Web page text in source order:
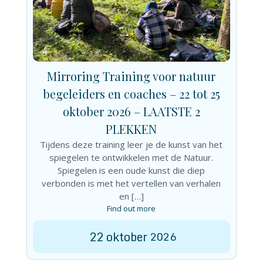
Mirroring Training voor natuur
begeleiders en coaches – 22 tot 25
oktober 2026 – LAATSTE 2
PLEKKEN
Tijdens deze training leer je de kunst van het
spiegelen te ontwikkelen met de Natuur.
Spiegelen is een oude kunst die diep
verbonden is met het vertellen van verhalen
en […]
Find out more
22 oktober 2026